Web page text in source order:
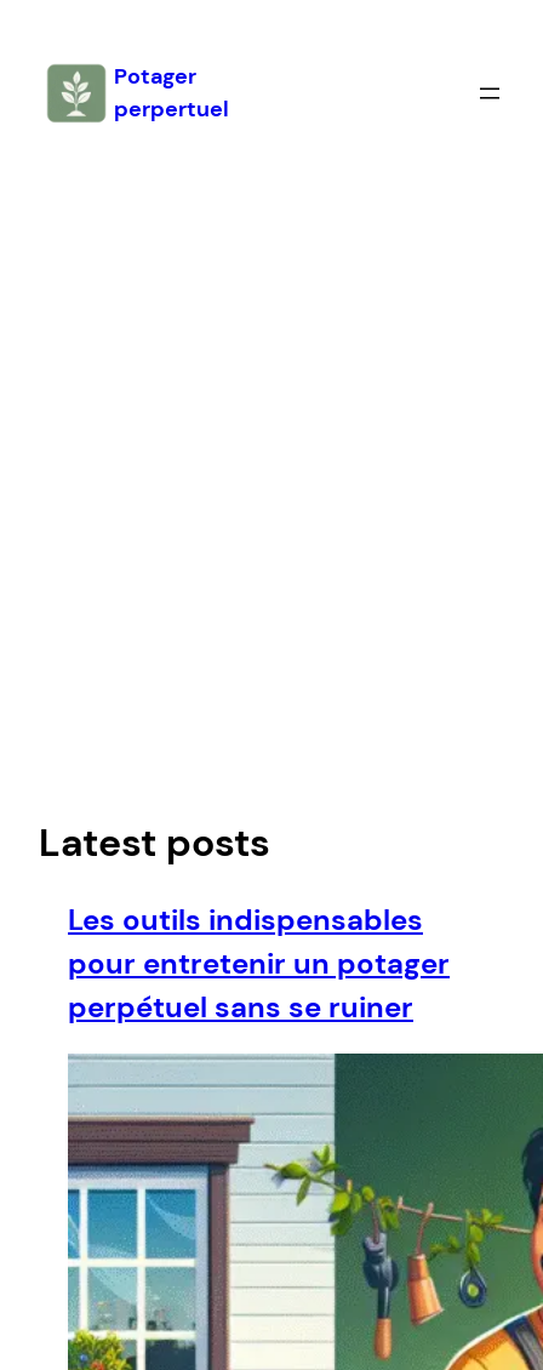
contenu
Potager
perpertuel
Latest posts
Les outils indispensables
pour entretenir un potager
perpétuel sans se ruiner